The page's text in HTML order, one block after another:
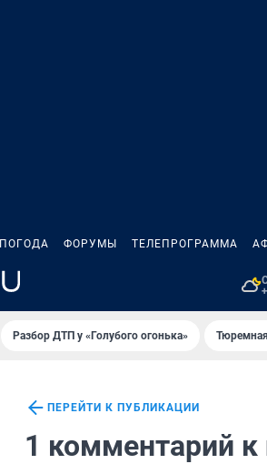
ПОГОДА ФОРУМЫ ТЕЛЕПРОГРАММА
Разбор ДТП у «Голубого огонька»
ПЕРЕЙТИ К ПУБЛИКАЦИИ
1 комментарий к